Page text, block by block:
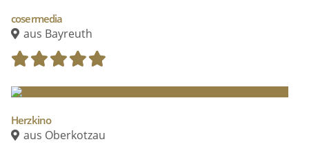
cosermedia
aus Bayreuth
Herzkino
aus Oberkotzau